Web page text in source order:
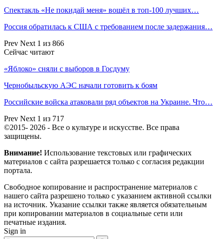
Спектакль «Не покидай меня» вошёл в топ-100 лучших…
Россия обратилась к США с требованием после задержания…
Prev Next 1 из 866
Сейчас читают
«Яблоко» сняли с выборов в Госдуму
Чернобыльскую АЭС начали готовить к боям
Российские войска атаковали ряд объектов на Украине. Что…
Prev Next 1 из 717
©2015- 2026 - Все о культуре и искусстве. Все права
защищены.
Внимание! Использование текстовых или графических
материалов с сайта разрешается только c согласия редакции
портала.
Свободное копирование и распространение материалов с
нашего сайта разрешено только с указанием активной ссылки
на источник. Указание ссылки также является обязательным
при копировании материалов в социальные сети или
печатные издания.
Sign in